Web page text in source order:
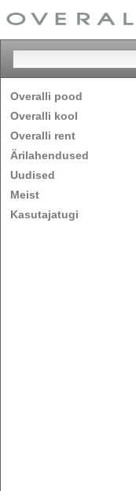
Overalli pood
Overalli kool
Overalli rent
Ärilahendused
Uudised
Meist
Kasutajatugi